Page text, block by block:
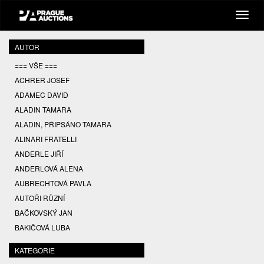
AUTOR
=== VŠE ===
ACHRER JOSEF
ADAMEC DAVID
ALADIN TAMARA
ALADIN, PŘIPSÁNO TAMARA
ALINARI FRATELLI
ANDERLE JIŘÍ
ANDERLOVÁ ALENA
AUBRECHTOVÁ PAVLA
AUTOŘI RŮZNÍ
BAČKOVSKÝ JAN
BAKIČOVÁ LUBA
BALCAR JIŘÍ
BALCAR KAREL
KATEGORIE